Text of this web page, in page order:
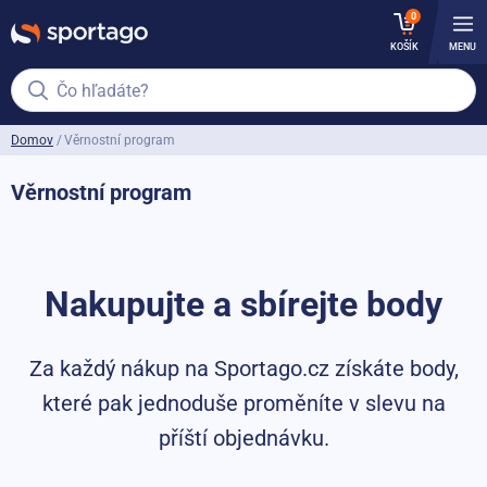
0
KOŠÍK MENU
Čo hľadáte?
Domov Věrnostní program
Věrnostní program
Nakupujte a sbírejte body
Za každý nákup na Sportago.cz získáte body,
které pak jednoduše proměníte v slevu na
příští objednávku.